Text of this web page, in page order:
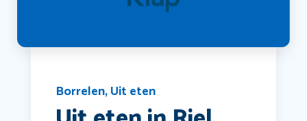
Borrelen,Uit eten